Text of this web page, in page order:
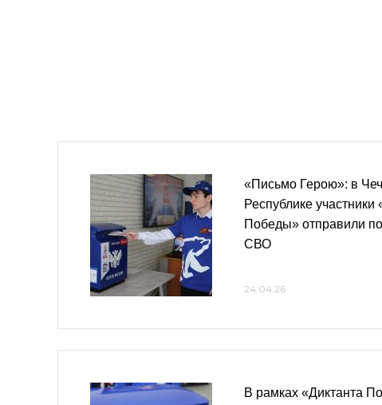
«Письмо Герою»: в
Республике участники
Победы» отправили
СВО
24.04.26
В рамках «Диктанта